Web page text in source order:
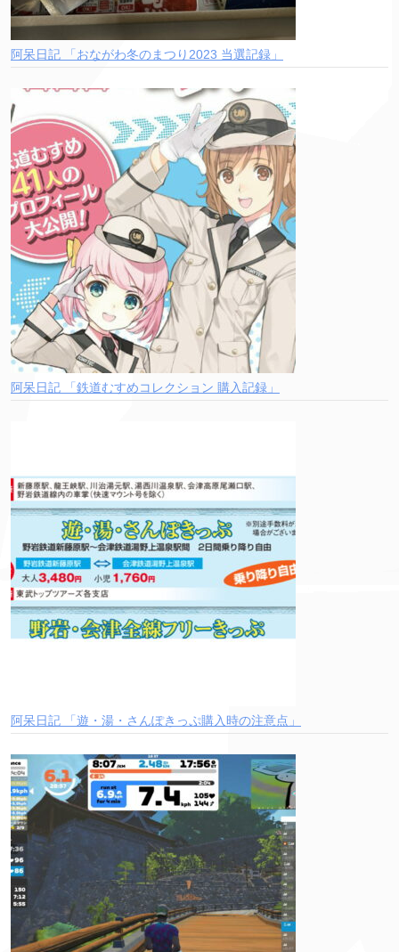
阿呆日記 「おながわ冬のまつり2023 当選記録」
阿呆日記 「鉄道むすめコレクション 購入記録」
阿呆日記 「遊・湯・さんぽきっぷ購入時の注意点」